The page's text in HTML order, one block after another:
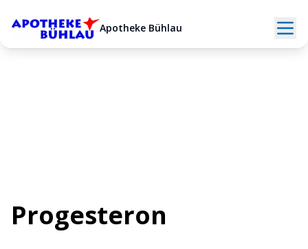
Apotheke Bühlau
Progesteron